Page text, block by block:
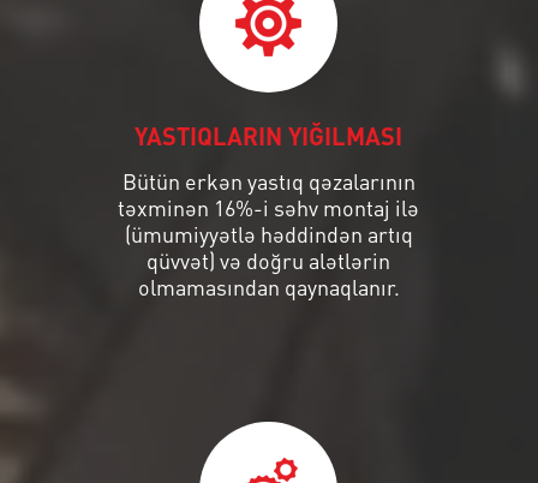
YASTIQLARIN YIĞILMASI
Bütün erkən yastıq qəzalarının
təxminən 16%-i səhv montaj ilə
(ümumiyyətlə həddindən artıq
qüvvət) və doğru alətlərin
olmamasından qaynaqlanır.